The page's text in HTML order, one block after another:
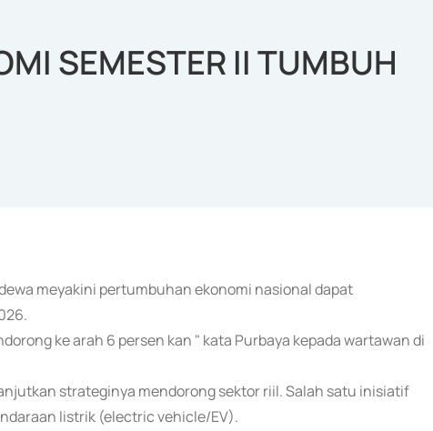
SEMESTER II TUMBUH
meyakini pertumbuhan ekonomi nasional dapat
ke arah 6 persen kan " kata Purbaya kepada wartawan di
strateginya mendorong sektor riil. Salah satu inisiatif
listrik (electric vehicle/EV).